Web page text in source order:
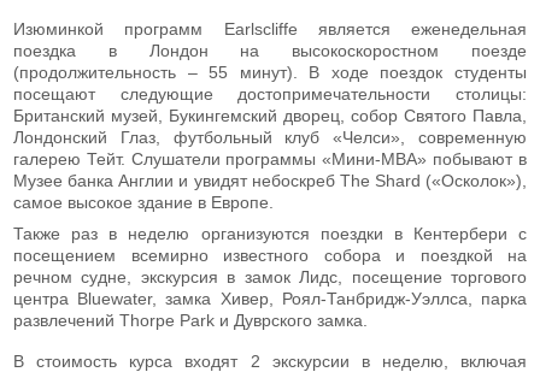
Изюминкой программ Earlscliffe является еженедельная
поездка в Лондон на высокоскоростном поезде
(продолжительность – 55 минут). В ходе поездок студенты
посещают следующие достопримечательности столицы:
Британский музей, Букингемский дворец, собор Святого Павла,
Лондонский Глаз, футбольный клуб «Челси», современную
галерею Тейт. Слушатели программы «Мини-MBA» побывают в
Музее банка Англии и увидят небоскреб The Shard («Осколок»),
самое высокое здание в Европе.
Также раз в неделю организуются поездки в Кентербери с
посещением всемирно известного собора и поездкой на
речном судне, экскурсия в замок Лидс, посещение торгового
центра Bluewater, замка Хивер, Роял-Танбридж-Уэллса, парка
развлечений Thorpe Park и Дуврского замка.
В стоимость курса входят 2 экскурсии в неделю, включая